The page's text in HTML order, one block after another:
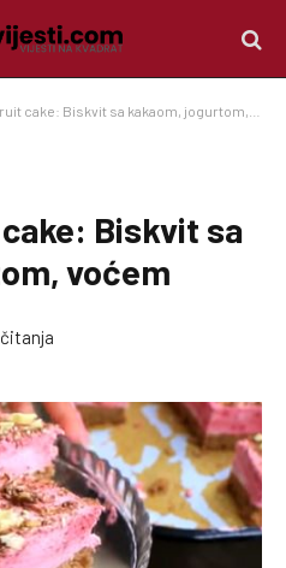
cake: Biskvit sa kakaom, jogurtom, voćem
Biskvit sa
voćem